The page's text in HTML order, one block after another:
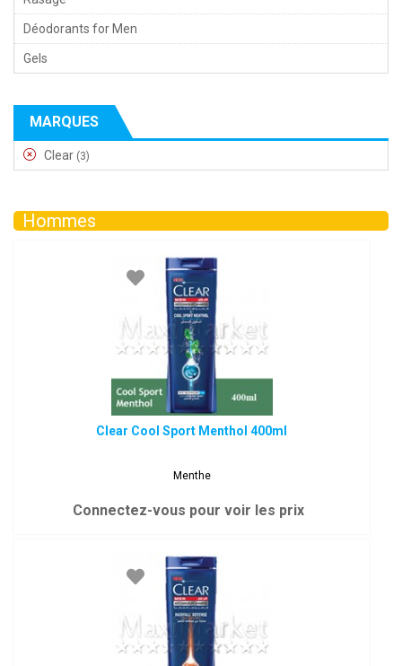
Déodorants for Men
Gels
MARQUES
Clear (3)
Hommes
Clear Cool Sport Menthol 400ml
Menthe
Connectez-vous pour voir les prix